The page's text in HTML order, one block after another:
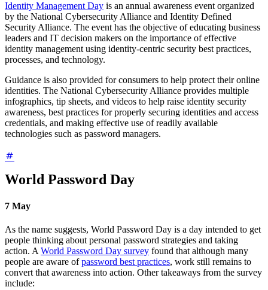
Identity Management Day is an annual awareness event organized
by the National Cybersecurity Alliance and Identity Defined
Security Alliance. The event has the objective of educating business
leaders and IT decision makers on the importance of effective
identity management using identity-centric security best practices,
processes, and technology.
Guidance is also provided for consumers to help protect their online
identities. The National Cybersecurity Alliance provides multiple
infographics, tip sheets, and videos to help raise identity security
awareness, best practices for properly securing identities and access
credentials, and making effective use of readily available
technologies such as password managers.
World Password Day
7 May
As the name suggests, World Password Day is a day intended to get
people thinking about personal password strategies and taking
action. A World Password Day survey found that although many
people are aware ofpassword best practices, work still remains to
convert that awareness into action. Other takeaways from the survey
include: